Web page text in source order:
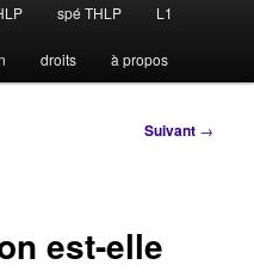
spé THLP L1
droits à propos
Suivant →
est-elle